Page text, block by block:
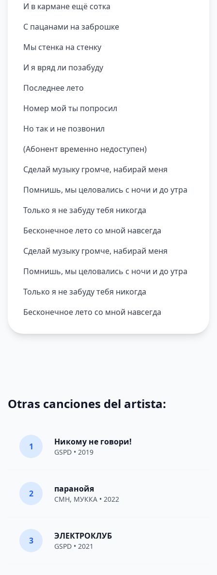
И в кармане ещё сотка
С пацанами на заброшке
Мы стенка на стенку
И я вряд ли позабуду
Последнее лето
Номер мой ты попросил
Но так и не позвонил
(Абонент временно недоступен)
Сделай музыку громче, набирай меня
Помнишь, мы целовались с ночи и до утра
Только я не забуду тебя никогда
Бесконечное лето со мной навсегда
Сделай музыку громче, набирай меня
Помнишь, мы целовались с ночи и до утра
Только я не забуду тебя никогда
Бесконечное лето со мной навсегда
Otras canciones del artista:
1 Никому не говори!
GSPD • 2019
2 паранойя
CMH, МУККА • 2022
3 ЭЛЕКТРОКЛУБ
GSPD • 2021